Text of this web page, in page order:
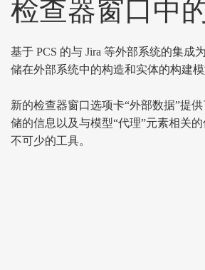
检查器窗口中
基于 PCS 的与 Jira 等外部系统的集成
储在外部系统中的构造和实体的构建
新的检查器窗口选项卡“外部数据”提
储的信息以及与模型“代理”元素相关
不可少的工具。